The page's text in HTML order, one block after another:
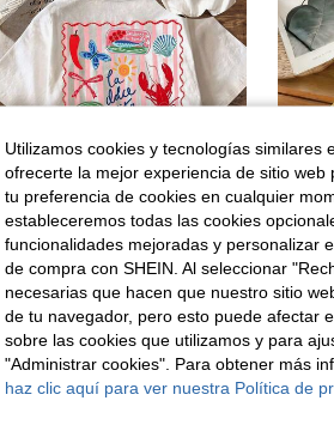
Almacén UE Camiseta gráfica de verano con rayas, langosta, frutas, para vacaciones, para mujer, talla grande, cuello redondo, manga corta, color blanco
#5 Más vendidos en Perder Camisetas de talla grande
10,99€
5
Utilizamos cookies y tecnologías similares
ofrecerte la mejor experiencia de sitio
tu preferencia de cookies en cualquier
estableceremos todas las cookies
funcionalidades mejoradas y personalizar
de compra con SHEIN. Al seleccionar
necesarias que hacen que nuestro sitio
de tu navegador, pero esto puede afectar
sobre las cookies que utilizamos y para
"Administrar cookies". Para obtener más
haz clic aquí para ver nuestra Política de